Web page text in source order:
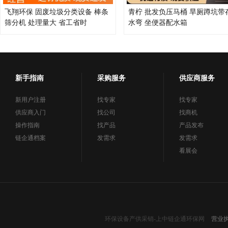
飞翔环保 固废垃圾分类设备 棒条
筛分机 处理量大 省工省时
青柠 批发负压马桶 旱厕蹲坑带
水弯 坐便器配水箱
新手指南
新用户注册
供应商入门
操作指南
链企通档案
采购服务
找专家
找公司
找产品
发需求
供应商服务
找专家
找商机
产品发布
发需求
看展会
环保设备产供采销-上中链企通环保网 营业